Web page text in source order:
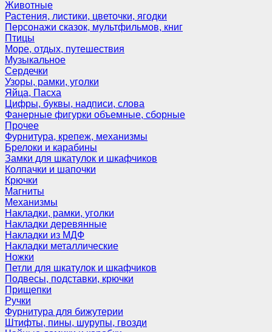
Животные
Растения, листики, цветочки, ягодки
Персонажи сказок, мультфильмов, книг
Птицы
Море, отдых, путешествия
Музыкальное
Сердечки
Узоры, рамки, уголки
Яйца, Пасха
Цифры, буквы, надписи, слова
Фанерные фигурки объемные, сборные
Прочее
Фурнитура, крепеж, механизмы
Брелоки и карабины
Замки для шкатулок и шкафчиков
Колпачки и шапочки
Крючки
Магниты
Механизмы
Накладки, рамки, уголки
Накладки деревянные
Накладки из МДФ
Накладки металлические
Ножки
Петли для шкатулок и шкафчиков
Подвесы, подставки, крючки
Прищепки
Ручки
Фурнитура для бижутерии
Штифты, пины, шурупы, гвозди